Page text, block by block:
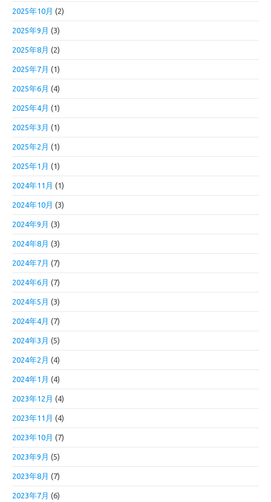
2025年10月 (2)
2025年9月 (3)
2025年8月 (2)
2025年7月 (1)
2025年6月 (4)
2025年4月 (1)
2025年3月 (1)
2025年2月 (1)
2025年1月 (1)
2024年11月 (1)
2024年10月 (3)
2024年9月 (3)
2024年8月 (3)
2024年7月 (7)
2024年6月 (7)
2024年5月 (3)
2024年4月 (7)
2024年3月 (5)
2024年2月 (4)
2024年1月 (4)
2023年12月 (4)
2023年11月 (4)
2023年10月 (7)
2023年9月 (5)
2023年8月 (7)
2023年7月 (6)